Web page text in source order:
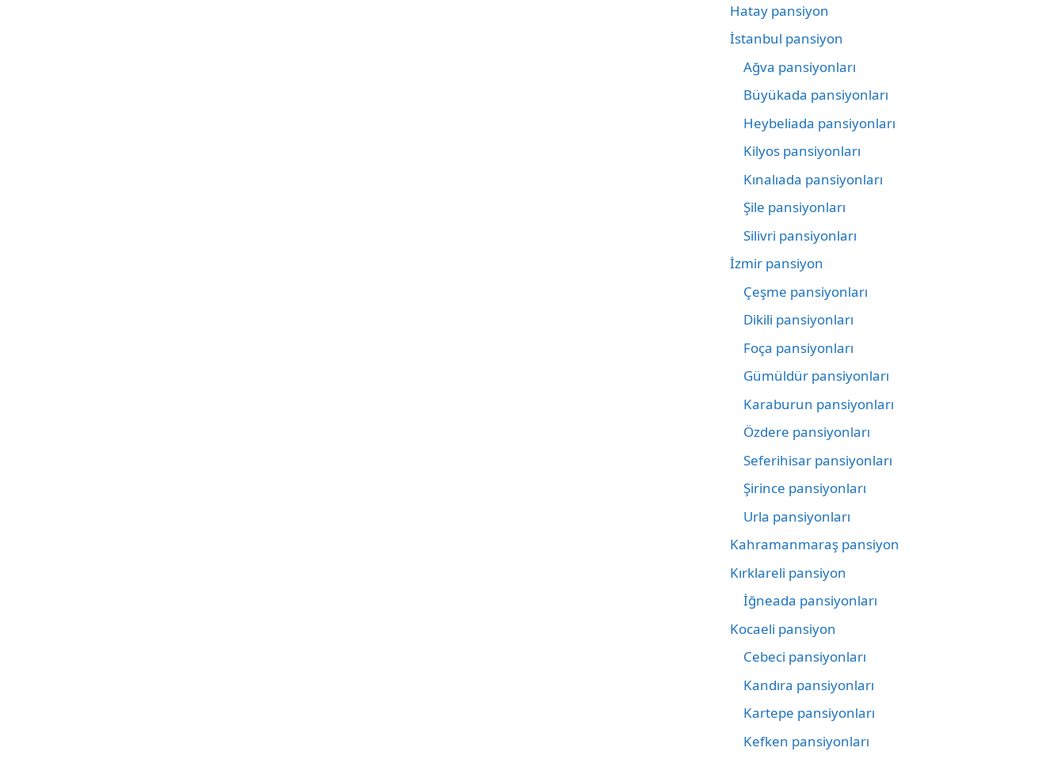
Hatay pansiyon
İstanbul pansiyon
Ağva pansiyonları
Büyükada pansiyonları
Heybeliada pansiyonları
Kilyos pansiyonları
Kınalıada pansiyonları
Şile pansiyonları
Silivri pansiyonları
İzmir pansiyon
Çeşme pansiyonları
Dikili pansiyonları
Foça pansiyonları
Gümüldür pansiyonları
Karaburun pansiyonları
Özdere pansiyonları
Seferihisar pansiyonları
Şirince pansiyonları
Urla pansiyonları
Kahramanmaraş pansiyon
Kırklareli pansiyon
İğneada pansiyonları
Kocaeli pansiyon
Cebeci pansiyonları
Kandıra pansiyonları
Kartepe pansiyonları
Kefken pansiyonları